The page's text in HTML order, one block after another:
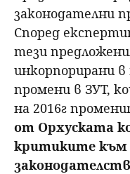
законодателни
Според
тези
инкорпорирани
промени в ЗУТ,
на 2016г
от Орхуската
критиките към